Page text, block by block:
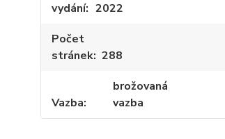
vydání
2022
Počet
stránek 288
Vazba
brožovaná
vazba